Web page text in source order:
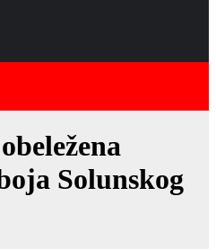
Solunskog